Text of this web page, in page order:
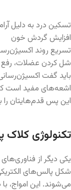
تسکین درد به دلیل
افزایش گردش خون
تسریع روند
شل کردن عضلات،
باید گفت
اشعه‌های مفید است که
این پس قدم‌هایتان
تکنولوژی کلاک
یکی دیگر از
شکل پالس‌های
می‌شوند. این امواج،